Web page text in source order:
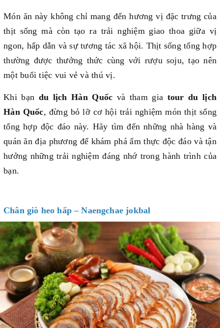
Món ăn này không chỉ mang đến hương vị đặc trưng của
thịt sống mà còn tạo ra trải nghiệm giao thoa giữa vị
ngon, hấp dẫn và sự tương tác xã hội. Thịt sống tổng hợp
thường được thưởng thức cùng với rượu soju, tạo nên
một buổi tiệc vui vẻ và thú vị.
Khi bạn du lịch Hàn Quốc và tham gia tour du lịch
Hàn Quốc, đừng bỏ lỡ cơ hội trải nghiệm món thịt sống
tổng hợp độc đáo này. Hãy tìm đến những nhà hàng và
quán ăn địa phương để khám phá ẩm thực độc đáo và tận
hưởng những trải nghiệm đáng nhớ trong hành trình của
bạn.
Chân giò heo hấp – Naengchae jokbal